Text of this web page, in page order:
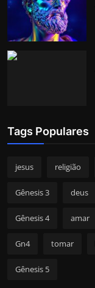
Tags Populares
jesus religião
Gênesis 3 deus
Gênesis 4 amar
Gn4 tomar
Gênesis 5